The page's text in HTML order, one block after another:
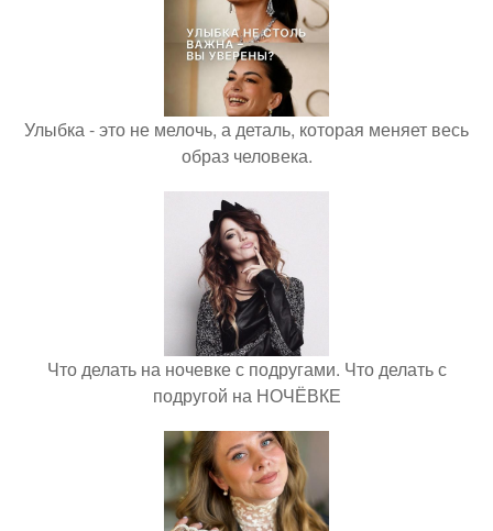
Улыбка - это не мелочь, а деталь, которая меняет весь
образ человека.
Что делать на ночевке с подругами. Что делать с
подругой на НОЧЁВКЕ